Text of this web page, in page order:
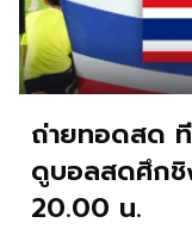
ถ่ายทอดสด
ดูบอลสดศึกชิ
20.00 น.